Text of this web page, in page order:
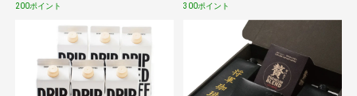
200ポイント 300ポイント